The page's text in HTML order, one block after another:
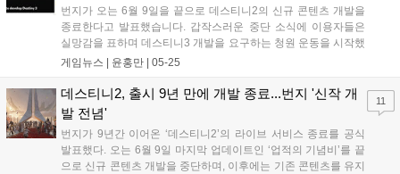
번지가 오는 6월 9일을 끝으로 데스티니2의 신규 콘텐츠 개발을
종료한다고 발표했습니다. 갑작스러운 중단 소식에 이용자들은
실망감을 표하며 데스티니3 개발을 요구하는 청원 운동을 시작했
고, 이틀 만에 17만 명 이상이 서명했습니다. 이용자들은 마지막
실제 개발 로드맵이 변경될 가능성은 낮아 보입니다. 번지와 소니
가 이들의 요구에 어떻게 대응할지 귀추가 주목됩니다....
게임뉴스 | 윤홍만 05-25
데스티니2, 출시 9년 만에 개발 종료...번지 '신작 개
발 전념'
번지가 9년간 이어온 ‘데스티니2’의 라이브 서비스 종료를 공식
발표했다. 오는 6월 9일 마지막 업데이트인 ‘업적의 기념비’를 끝
으로 신규 콘텐츠 개발을 중단하며, 이후에는 기존 콘텐츠를 유지
11